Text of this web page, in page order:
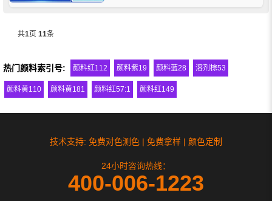
共1页 11条
热门颜料索引号: 颜料红112 颜料紫19 颜料蓝28 溶剂棕53
颜料黄110 颜料黄181 颜料红57:1 颜料红149
技术支持: 免费对色测色 | 免费拿样 | 颜色定制
24小时咨询热线：
400-006-1223